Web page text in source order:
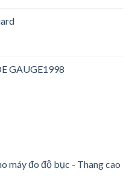
GAUGE1998
máy đo độ bục - Thang cao